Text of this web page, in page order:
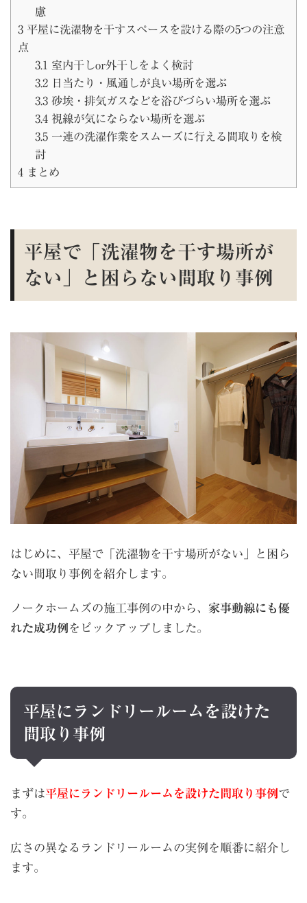
慮
3 平屋に洗濯物を干すスペースを設ける際の5つの注意
点
3.1
室内干しor外干しをよく検討
3.2日当たり・風通しが良い場所を選ぶ
3.3砂埃・排気ガスなどを浴びづらい場所を選ぶ
3.4視線が気にならない場所を選ぶ
3.5一連の洗濯作業をスムーズに行える間取りを検
討
4 まとめ
平屋で「洗濯物を干す場所が
ない」と困らない間取り事例
はじめに、平屋で「洗濯物を干す場所がない」と困ら
ない間取り事例を紹介します。
ノークホームズの施工事例の中から、 家事動線にも優
れた成功例 をピックアップしました。
平屋にランドリールームを設けた
間取り事例
まずは平屋にランドリールームを設けた間取り事例 で
す。
広さの異なるランドリールームの実例を順番に紹介し
ます。